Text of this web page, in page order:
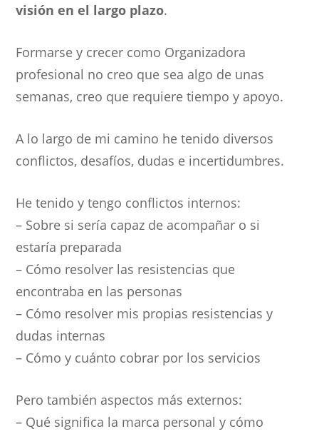
visión en el largo plazo.
Formarse y crecer como Organizadora
profesional no creo que sea algo de unas
semanas, creo que requiere tiempo y apoyo.
A lo largo de mi camino he tenido diversos
conflictos, desafíos, dudas e incertidumbres.
He tenido y tengo conflictos internos:
– Sobre si sería capaz de acompañar o si
estaría preparada
– Cómo resolver las resistencias que
encontraba en las personas
– Cómo resolver mis propias resistencias y
dudas internas
– Cómo y cuánto cobrar por los servicios
Pero también aspectos más externos:
– Qué significa la marca personal y cómo